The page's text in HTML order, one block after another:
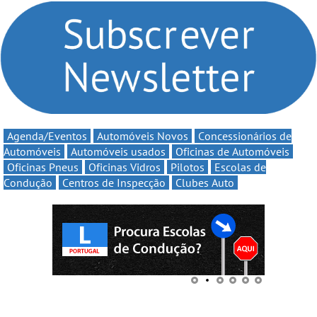
compromisso com o
automobilismo nacional
continua em 2026
Volta” com descontos de
Agenda/Eventos Automóveis Novos
Concessionários de
Automóveis
Automóveis usados
Oficinas de Automóveis
Oficinas Pneus
Oficinas Vidros Pilotos
Escolas de
Condução
Centros de Inspecção Clubes Auto